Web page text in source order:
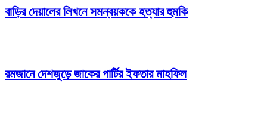
বাড়ির দেয়ালের লিখনে সমন্বয়ককে হত্যার হুমকি
রমজানে দেশজুড়ে জাকের পার্টির ইফতার মাহফিল